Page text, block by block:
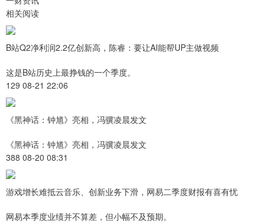
相关阅读
B站Q2净利润2.2亿创新高，陈睿：要让AI能帮UP主做视频
这是B站历史上最挣钱的一个季度。
129 08-21 22:06
《黑神话：钟馗》亮相，冯骥凌晨发文
《黑神话：钟馗》亮相，冯骥凌晨发文
388 08-20 08:31
游戏增长难抵云音乐、创新业务下滑，网易二季度财报有喜有忧
网易本季度业绩并不算差，但小幅不及预期。